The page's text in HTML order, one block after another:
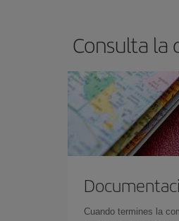
Consulta la
Cuando termines la